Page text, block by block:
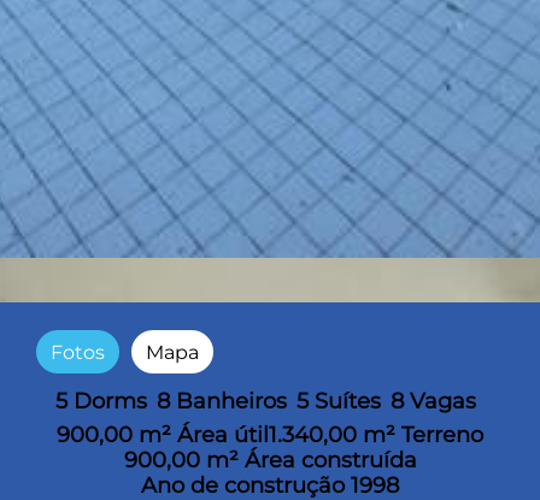
Fotos Mapa
5 Dorms 8 Banheiros 5 Suítes 8 Vagas
900,00 m² Área útil 1.340,00 m² Terreno
900,00 m² Área construída
Ano de construção 1998